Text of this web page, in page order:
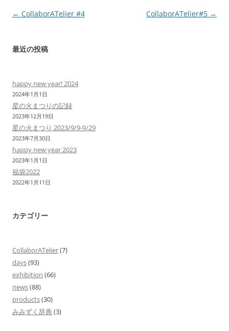
投
ー
シ
ョ
ン
← CollaborATelier #4 CollaborATelier#5 →
最近の投稿
happy new year! 2024
2024年1月1日
星の火まつりの記録
2023年12月19日
星の火まつり 2023/9/9-9/29
2023年7月30日
happy new year 2023
2023年1月1日
福袋2022
2022年1月11日
カテゴリー
CollaborATelier(7)
days(93)
exhibition (66)
news(88)
products(30)
みみずく辞典(3)